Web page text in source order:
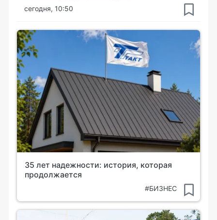
сегодня, 10:50
35 лет надежности: история, которая
продолжается
#БИЗНЕС